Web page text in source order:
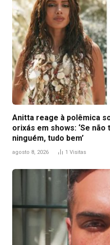
Anitta reage à polêmica
orixás em shows: ‘Se
ninguém, tudo bem’
agosto 8, 2026 1 Visitas